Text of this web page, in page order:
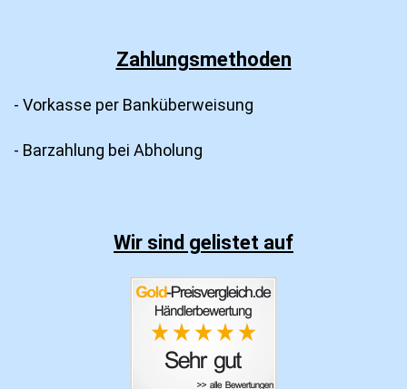
Zahlungsmethoden
- Vorkasse per Banküberweisung
- Barzahlung bei Abholung
Wir sind gelistet auf